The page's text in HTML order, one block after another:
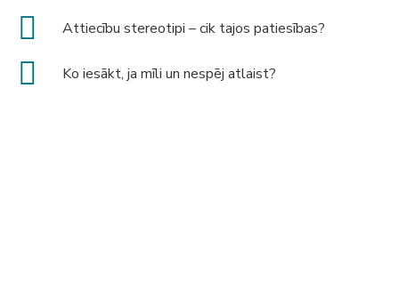
Attiecību stereotipi – cik tajos patiesības?
Ko iesākt, ja mīli un nespēj atlaist?